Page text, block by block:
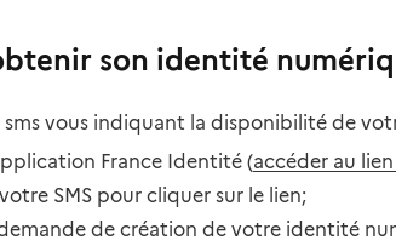
son identité
vous indiquant la disponibilité de
France Identité (accéder au
SMS pour cliquer sur le lien;
de création de votre identité